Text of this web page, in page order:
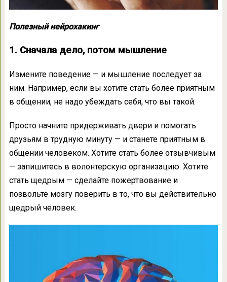
Полезный нейрохакинг
1. Сначала дело, потом мышление
Измените поведение — и мышление последует за
ним. Например, если вы хотите стать более приятным
в общении, не надо убеждать себя, что вы такой.
Просто начните придерживать двери и помогать
друзьям в трудную минуту — и станете приятным в
общении человеком. Хотите стать более отзывчивым
— запишитесь в волонтерскую организацию. Хотите
стать щедрым — сделайте пожертвование и
позвольте мозгу поверить в то, что вы действительно
щедрый человек.